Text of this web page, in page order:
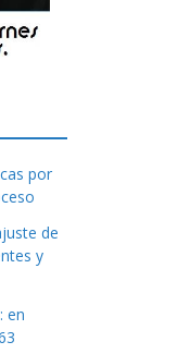
por
de
y
en